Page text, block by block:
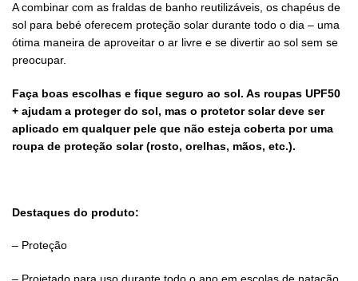
A combinar com as fraldas de banho reutilizáveis, os chapéus de
sol para bebé oferecem proteção solar durante todo o dia – uma
ótima maneira de aproveitar o ar livre e se divertir ao sol sem se
preocupar.
Faça boas escolhas e fique seguro ao sol. As roupas UPF50
+ ajudam a proteger do sol, mas o protetor solar deve ser
aplicado em qualquer pele que não esteja coberta por uma
roupa de proteção solar (rosto, orelhas, mãos, etc.).
Destaques do produto:
– Proteção
– Projetado para uso durante todo o ano em escolas de natação,